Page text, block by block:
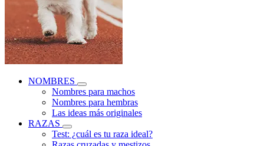
NOMBRES
Nombres para machos
Nombres para hembras
Las ideas más originales
RAZAS
Test: ¿cuál es tu raza ideal?